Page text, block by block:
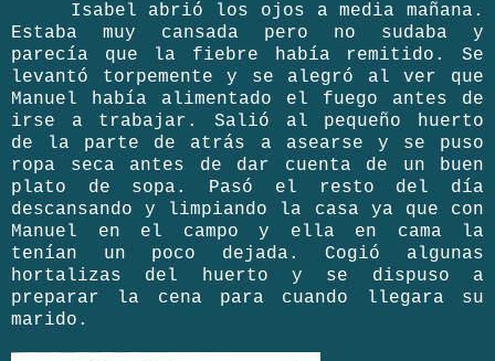
Isabel abrió los ojos a media mañana.
Estaba muy cansada pero no sudaba y
parecía que la fiebre había remitido. Se
levantó torpemente y se alegró al ver que
Manuel había alimentado el fuego antes de
irse a trabajar. Salió al pequeño huerto
de la parte de atrás a asearse y se puso
ropa seca antes de dar cuenta de un buen
plato de sopa. Pasó el resto del día
descansando y limpiando la casa ya que con
Manuel en el campo y ella en cama la
tenían un poco dejada. Cogió algunas
hortalizas del huerto y se dispuso a
preparar la cena para cuando llegara su
marido.